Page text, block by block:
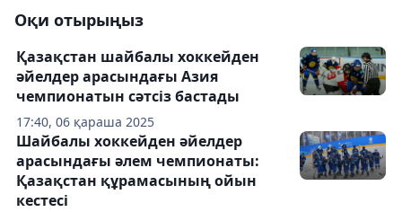
Оқи отырыңыз
17:40, 06 қараша 2025
Қазақстан шайбалы хоккейден
әйелдер арасындағы Азия
чемпионатын сәтсіз бастады
Шайбалы хоккейден әйелдер
арасындағы әлем чемпионаты:
Қазақстан құрамасының ойын
кестесі